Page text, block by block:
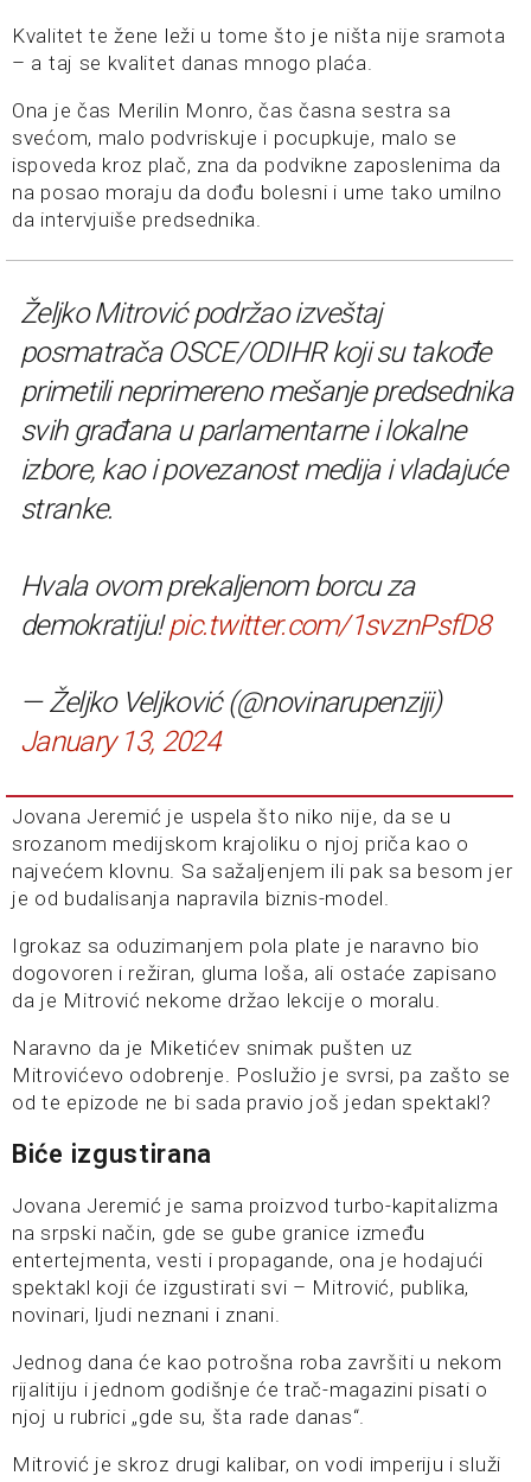
Kvalitet te žene leži u tome što je ništa nije sramota
– a taj se kvalitet danas mnogo plaća.
Ona je čas Merilin Monro, čas časna sestra sa
svećom, malo podvriskuje i pocupkuje, malo se
ispoveda kroz plač, zna da podvikne zaposlenima da
na posao moraju da dođu bolesni i ume tako umilno
da intervjuiše predsednika.
Željko Mitrović podržao izveštaj
posmatrača OSCE/ODIHR koji su takođe
primetili neprimereno mešanje predsednika
svih građana u parlamentarne i lokalne
izbore, kao i povezanost medija i vladajuće
stranke.
Hvala ovom prekaljenom borcu za
demokratiju!pic.twitter.com/1svznPsfD8
— Željko Veljković (@novinarupenziji)
January 13, 2024
Jovana Jeremić je uspela što niko nije, da se u
srozanom medijskom krajoliku o njoj priča kao o
najvećem klovnu. Sa sažaljenjem ili pak sa besom jer
je od budalisanja napravila biznis-model.
Igrokaz sa oduzimanjem pola plate je naravno bio
dogovoren i režiran, gluma loša, ali ostaće zapisano
da je Mitrović nekome držao lekcije o moralu.
Naravno da je Miketićev snimak pušten uz
Mitrovićevo odobrenje. Poslužio je svrsi, pa zašto se
od te epizode ne bi sada pravio još jedan spektakl?
Biće izgustirana
Jovana Jeremić je sama proizvod turbo-kapitalizma
na srpski način, gde se gube granice između
entertejmenta, vesti i propagande, ona je hodajući
spektakl koji će izgustirati svi – Mitrović, publika,
novinari, ljudi neznani i znani.
Jednog dana će kao potrošna roba završiti u nekom
rijalitiju i jednom godišnje će trač-magazini pisati o
njoj u rubrici „gde su, šta rade danas“.
Mitrović je skroz drugi kalibar, on vodi imperiju i služi